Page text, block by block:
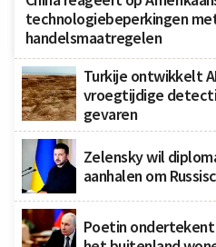
technologiebeperkingen
handelsmaatregelen
Turkije ontwikkelt
vroegtijdige
gevaren
Zelensky wil
aanhalen om
Poetin